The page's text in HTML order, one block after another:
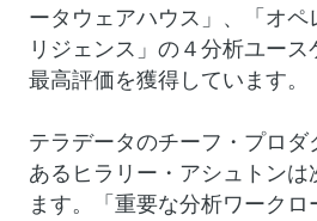
ータウェアハウス」、「オ
リジェンス」の４分析ユー
最高評価を獲得しています。
テラデータのチーフ・プロ
あるヒラリー・アシュトン
ます。「重要な分析ワーク